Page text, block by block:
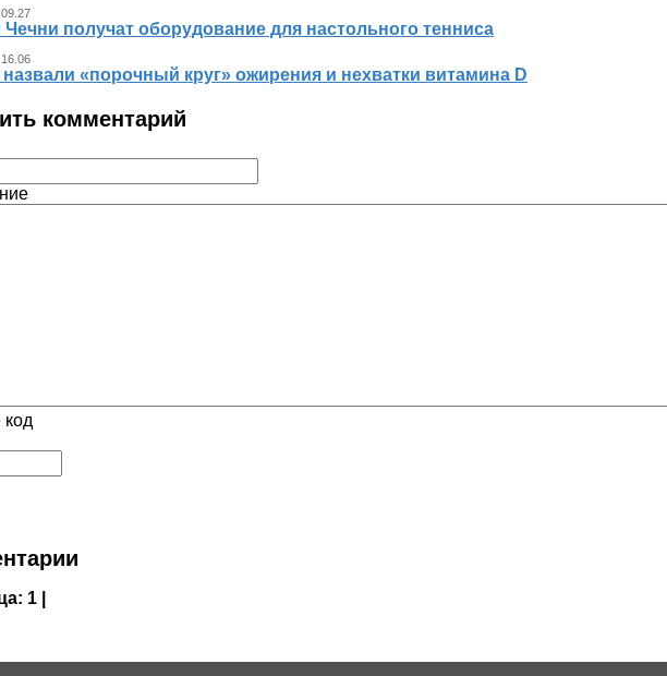
Чечни получат оборудование для настольного тенниса
«порочный круг» ожирения и нехватки витамина D
комментарий
код
1 |